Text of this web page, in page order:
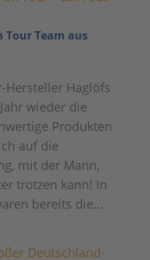
Team aus
Hersteller Haglöfs
wieder die
Produkten
auf die
mit der Mann,
trotzen kann! In
bereits die...